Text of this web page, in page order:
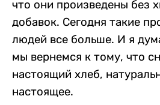
что они произведены без
добавок. Сегодня такие
людей все больше. И я
мы вернемся к тому, что
настоящий хлеб,
настоящее.